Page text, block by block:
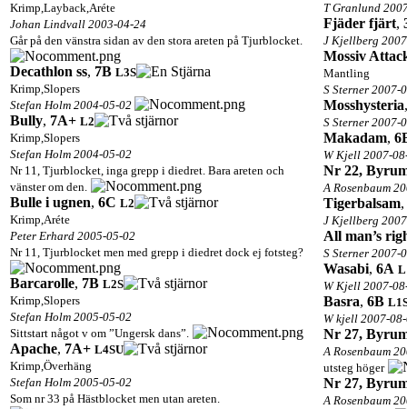
Krimp,Layback,Aréte
Johan Lindvall 2003-04-24
Går på den vänstra sidan av den stora areten på Tjurblocket.
Decathlon ss, 7B L3S
Krimp,Slopers
Stefan Holm 2004-05-02
Bully, 7A+ L2
Krimp,Slopers
Stefan Holm 2004-05-02
Nr 11, Tjurblocket, inga grepp i diedret. Bara areten och
vänster om den.
Bulle i ugnen, 6C L2
Krimp,Aréte
Peter Erhard 2005-05-02
Nr 11, Tjurblocket men med grepp i diedret dock ej fotsteg?
Barcarolle, 7B L2S
Krimp,Slopers
Stefan Holm 2005-05-02
Sittstart något v om ”Ungersk dans”.
Apache, 7A+ L4SU
Krimp,Överhäng
Stefan Holm 2005-05-02
Som nr 33 på Hästblocket men utan areten.
T Granlund
Fjäder fjärt,
J Kjellberg
Mossiv
Mantling
S Sterner 2007-
Mosshysteria
S Sterner 2007-
Makadam,
W Kjell 2007-
Nr 22,
A Rosenbaum
Tigerbalsam,
J Kjellberg
All man’s
S Sterner 2007-
Wasabi, 6A
W Kjell 2007-
Basra, 6B L1
W kjell 2007-
Nr 27,
A Rosenbaum
utsteg höger
Nr 27,
A Rosenbaum